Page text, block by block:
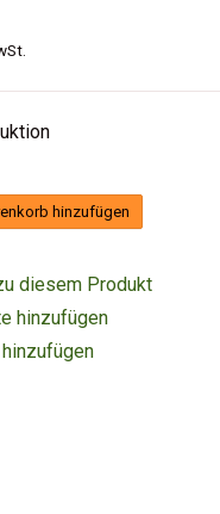
hinzufügen
diesem Produkt
hinzufügen